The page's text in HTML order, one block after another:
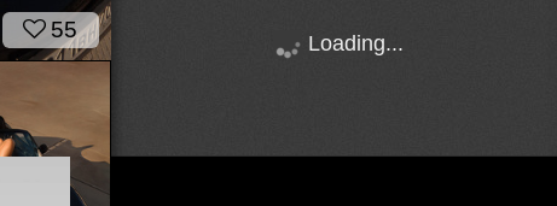
55
Loading...